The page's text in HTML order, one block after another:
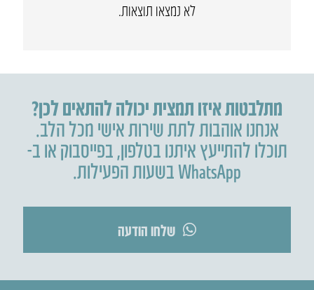
לא נמצאו תוצאות.
מתלבטות איזו תמצית יכולה להתאים לכן?
אנחנו אוהבות לתת שירות אישי מכל הלב.
תוכלו להתייעץ איתנו בטלפון,בפייסבוק או ב-
WhatsApp בשעות הפעילות.
שלחו הודעה